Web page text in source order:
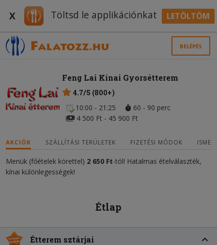
X Töltsd le applikációnkat LETÖLTÖM
BELÉPÉS
Feng Lai Kínai Gyorsétterem
4.7/5 (800+)
10:00 - 21:25
60 - 90 perc
4 500 Ft - 45 900 Ft
AKCIÓK SZÁLLÍTÁSI TERÜLETEK FIZETÉSI MÓDOK
Menük (főételek körettel) 2 650 Ft-tól! Hatalmas ételválaszték,
kínai különlegességek!
Étlap
Étterem sztárjai